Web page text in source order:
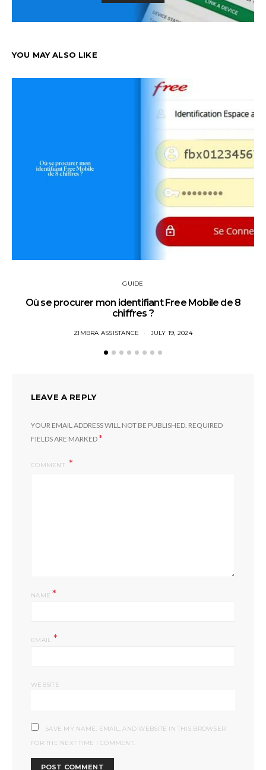
YOU MAY ALSO LIKE
GUIDE
Où se procurer mon identifiant Free Mobile de 8
chiffres ?
ZIMBRA ASSISTANCE JULY 19, 2024
LEAVE A REPLY
YOUR EMAIL ADDRESS WILL NOT BE PUBLISHED. REQUIRED
FIELDS ARE MARKED*
COMMENT
NAME *
EMAIL *
WEBSITE
SAVE MY NAME, EMAIL, AND WEBSITE IN THIS BROWSER
FOR THE NEXT TIME I COMMENT.